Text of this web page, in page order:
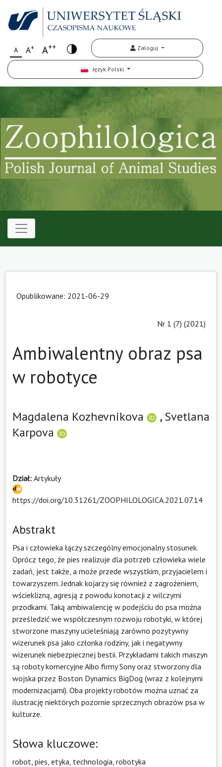
A A+ A++ Zaloguj
Język Polski
Opublikowane: 2021-06-29
Nr 1 (7) (2021)
Ambiwalentny obraz psa
w robotyce
Magdalena Kozhevnikova ,Svetlana
Karpova
Dział: Artykuły
https://doi.org/10.31261/ZOOPHILOLOGICA.2021.07.14
Abstrakt
Psa i człowieka łączy szczególny emocjonalny stosunek.
Oprócz tego, że pies realizuje dla potrzeb człowieka wiele
zadań, jest także, a może przede wszystkim, przyjacielem i
towarzyszem. Jednak kojarzy się również z zagrożeniem,
wścieklizną, agresją z powodu konotacji z wilczymi
przodkami. Taką ambiwalencję w podejściu do psa można
prześledzić we współczesnym rozwoju robotyki, w której
stworzone maszyny ucieleśniają zarówno pozytywny
wizerunek psa jako członka rodziny, jak i negatywny
wizerunek niebezpiecznej bestii. Przykładami takich maszyn
są roboty komercyjne Aibo firmy Sony oraz stworzony dla
wojska przez Boston Dynamics BigDog (wraz z kolejnymi
modernizacjami). Oba projekty robotów można uznać za
ilustrację niektórych pozornie sprzecznych obrazów psa w
kulturze.
Słowa kluczowe:
robot, pies, etyka, technologia, robotyka